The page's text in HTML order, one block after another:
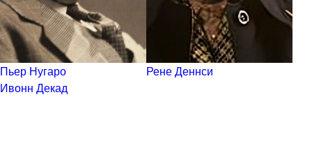
Пьер Нугаро
Рене Деннси
Ивонн Декад